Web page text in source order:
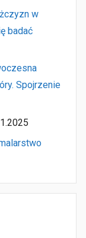
w
badać
Spojrzenie